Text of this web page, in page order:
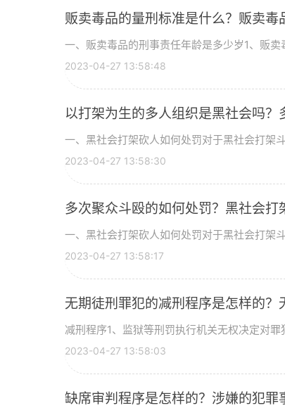
贩卖毒品的量刑标准是什么？贩卖毒
一、贩卖毒品的刑事责任年龄是多少岁1、贩
2023-04-27 13:58:48
以打架为生的多人组织是黑社会吗？
一、黑社会打架砍人如何处罚对于黑社会打架
2023-04-27 13:58:30
多次聚众斗殴的如何处罚？黑社会打
一、黑社会打架砍人如何处罚对于黑社会打架
2023-04-27 13:58:17
无期徒刑罪犯的减刑程序是怎样的？
减刑程序1、监狱等刑罚执行机关无权决定对
2023-04-27 13:58:03
缺席审判程序是怎样的？涉嫌的犯罪